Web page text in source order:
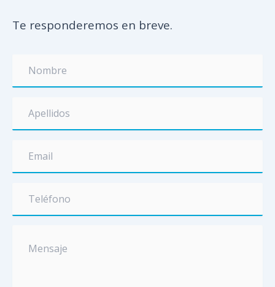
Te responderemos en breve.